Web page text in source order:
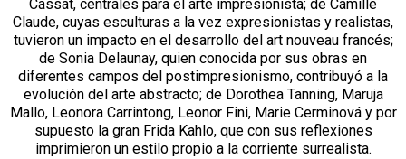
Cassat, centrales para el arte impresionista; de Camille
Claude, cuyas esculturas a la vez expresionistas y realistas,
tuvieron un impacto en el desarrollo del art nouveau francés;
de Sonia Delaunay, quien conocida por sus obras en
diferentes campos del postimpresionismo, contribuyó a la
evolución del arte abstracto; de Dorothea Tanning, Maruja
Mallo, Leonora Carrintong, Leonor Fini, Marie Cerminová y por
supuesto la gran Frida Kahlo, que con sus reflexiones
imprimieron un estilo propio a la corriente surrealista.